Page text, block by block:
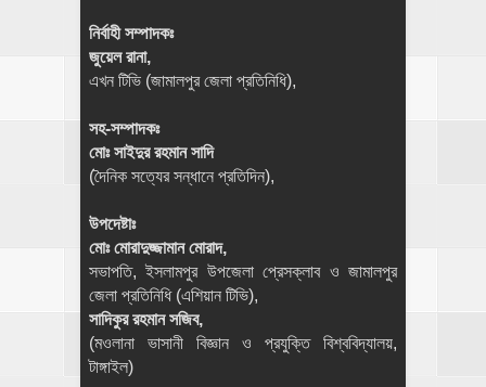
নির্বাহী সম্পাদকঃ
জুয়েল রানা,
এখন টিভি (জামালপুর জেলা প্রতিনিধি),
সহ-সম্পাদকঃ
মোঃ সাইদুর রহমান সাদি
(দৈনিক সত্যের সন্ধানে প্রতিদিন),
উপদেষ্টাঃ
মোঃ মোরাদুজ্জামান মোরাদ,
সভাপতি, ইসলামপুর উপজেলা প্রেসক্লাব ও জামালপুর
জেলা প্রতিনিধি (এশিয়ান টিভি),
সাদিকুর রহমান সজিব,
(মওলানা ভাসানী বিজ্ঞান ও প্রযুক্তি বিশ্ববিদ্যালয়,
টাঙ্গাইল)